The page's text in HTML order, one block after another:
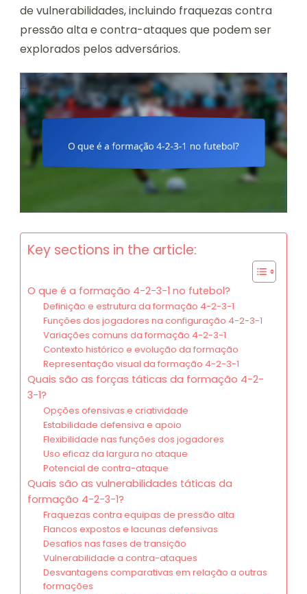
de vulnerabilidades, incluindo fraquezas contra
pressão alta e contra-ataques que podem ser
explorados pelos adversários.
Key sections in the article:
O que é a formação 4-2-3-1 no futebol?
Definição e estrutura da formação 4-2-3-1
Funções dos jogadores na configuração 4-2-3-1
Variações comuns da formação 4-2-3-1
Contexto histórico e evolução da formação
Representação visual da formação 4-2-3-1
Quais são as forças táticas da formação 4-2-
3-1?
Opções ofensivas e criatividade
Estabilidade defensiva e apoio
Flexibilidade nas funções dos jogadores
Uso eficaz da largura no ataque
Potencial de contra-ataque
Quais são as vulnerabilidades táticas da
formação 4-2-3-1?
Fraquezas contra equipas de pressão alta
Flancos expostos e lacunas defensivas
Desafios nas fases de transição
Vulnerabilidade a contra-ataques
Desvantagens comparativas em relação a outras
formações